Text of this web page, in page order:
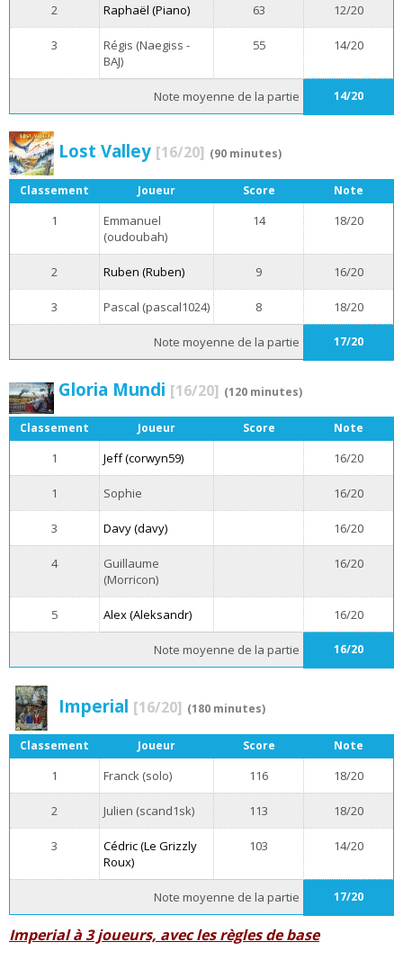
2 Raphaël (Piano) 63 12/20
3
Régis (Naegiss -
BAJ)
55 14/20
Note moyenne de la partie 14/20
Lost Valley [16/20] (90 minutes)
Classement Joueur Score Note
1
Emmanuel
(oudoubah)
14 18/20
2 Ruben (Ruben) 9 16/20
3 Pascal (pascal1024) 8 18/20
Note moyenne de la partie 17/20
Gloria Mundi [16/20] (120 minutes)
Classement Joueur Score Note
1 Jeff (corwyn59) 16/20
1 Sophie 16/20
3 Davy (davy) 16/20
4
Guillaume
(Morricon)
16/20
5 Alex (Aleksandr) 16/20
Note moyenne de la partie 16/20
Imperial [16/20] (180 minutes)
Classement Joueur Score Note
1 Franck (solo) 116 18/20
2 Julien (scand1sk) 113 18/20
3
Cédric (Le Grizzly
Roux)
103 14/20
Note moyenne de la partie 17/20
Imperial à 3 joueurs, avec les règles de base